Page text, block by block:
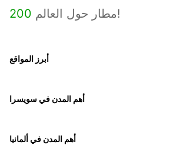
200 مطار حول العالم!
أبرز المواقع
أهم المدن في سويسرا
أهم المدن في ألمانيا